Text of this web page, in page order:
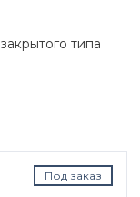
типа
Под заказ